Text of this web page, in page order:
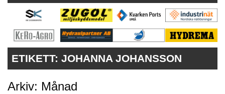
KONTAKT
VÅRA ANDRA MAGASIN
PRENUMERERA
ANNONSERA
ETIKETT: JOHANNA JOHANSSON
Arkiv: Månad